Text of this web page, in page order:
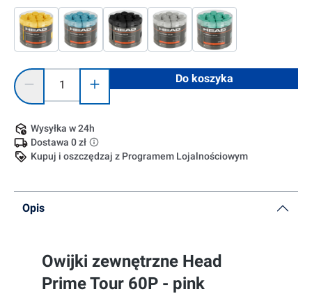
Ilość produktu: Wprowadź żądaną ilość lub użyj
Do koszyka
Wysyłka w 24h
Dostawa 0 zł
Kupuj i oszczędzaj z Programem Lojalnościowym
Opis
Owijki zewnętrzne Head
Prime Tour 60P - pink